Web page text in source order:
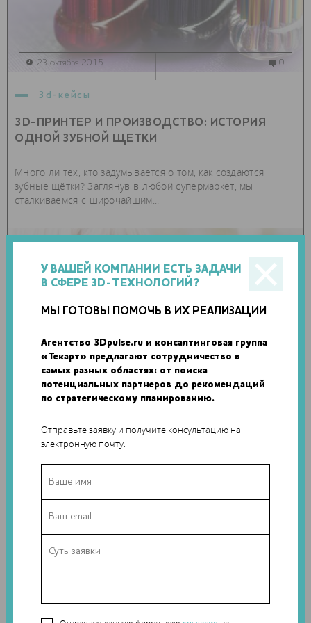
У ВАШЕЙ КОМПАНИИ ЕСТЬ ЗАДАЧИ
В СФЕРЕ 3D-ТЕХНОЛОГИЙ?
МЫ ГОТОВЫ ПОМОЧЬ В ИХ РЕАЛИЗАЦИИ
Агентство 3Dpulse.ru и консалтинговая группа
«Текарт» предлагают сотрудничество в
самых разных областях: от поиска
потенциальных партнеров до рекомендаций
по стратегическому планированию.
Отправьте заявку и получите консультацию на
электронную почту.
3d-кейсы
3D-ПРИНТЕР И ПРОИЗВОДСТВО: ИСТОРИЯ
ОДНОЙ ЗУБНОЙ ЩЕТКИ
Много ли тех, кто задумывается о том, как создаются
зубные щётки? Заглянув в любой супермаркет, мы
сталкиваемся с широчайшим...
23 октября 2015 0
ИСТОРИЯ СОЗДАНИЯ РОБОТА АЛИСА С PICASO
3D И КОМПАНИЕЙ "НЕЙРОБОТИКС"
Компания «Нейроботикс» занимается созданием
модульных роботов-андроидов, экзоскелетов и
11 августа 2015